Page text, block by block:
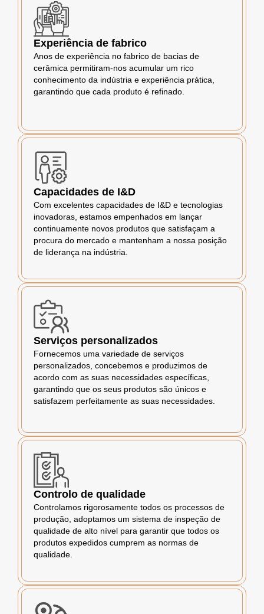
Experiência de fabrico
Anos de experiência no fabrico de bacias de
cerâmica permitiram-nos acumular um rico
conhecimento da indústria e experiência prática,
garantindo que cada produto é refinado.
Capacidades de I&D
Com excelentes capacidades de I&D e tecnologias
inovadoras, estamos empenhados em lançar
continuamente novos produtos que satisfaçam a
procura do mercado e mantenham a nossa posição
de liderança na indústria.
Serviços personalizados
Fornecemos uma variedade de serviços
personalizados, concebemos e produzimos de
acordo com as suas necessidades específicas,
garantindo que os seus produtos são únicos e
satisfazem perfeitamente as suas necessidades.
Controlo de qualidade
Controlamos rigorosamente todos os processos de
produção, adoptamos um sistema de inspeção de
qualidade de alto nível para garantir que todos os
produtos expedidos cumprem as normas de
qualidade.